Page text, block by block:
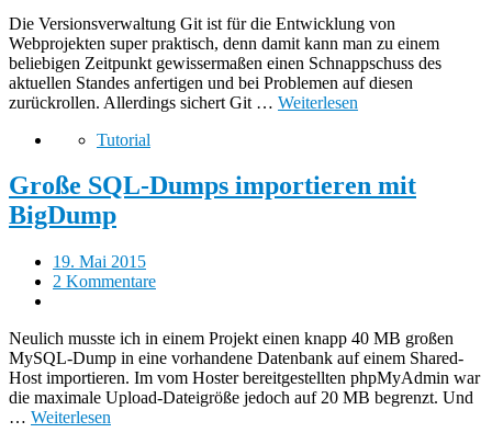
Die Versionsverwaltung Git ist für die Entwicklung von
Webprojekten super praktisch, denn damit kann man zu einem
beliebigen Zeitpunkt gewissermaßen einen Schnappschuss des
aktuellen Standes anfertigen und bei Problemen auf diesen
zurückrollen. Allerdings sichert Git … Weiterlesen
Tutorial
Große SQL-Dumps importieren mit
BigDump
19. Mai 2015
2 Kommentare
Neulich musste ich in einem Projekt einen knapp 40 MB großen
MySQL-Dump in eine vorhandene Datenbank auf einem Shared-
Host importieren. Im vom Hoster bereitgestellten phpMyAdmin war
die maximale Upload-Dateigröße jedoch auf 20 MB begrenzt. Und
… Weiterlesen